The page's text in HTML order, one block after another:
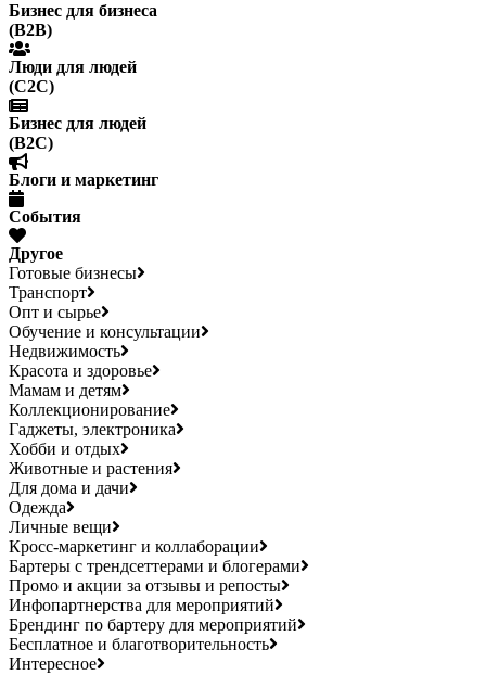
Бизнес для бизнеса
(B2B)
Люди для людей
(С2С)
Бизнес для людей
(B2C)
Блоги и маркетинг
События
Другое
Готовые бизнесы
Транспорт
Опт и сырье
Обучение и консультации
Недвижимость
Красота и здоровье
Мамам и детям
Коллекционирование
Гаджеты, электроника
Хобби и отдых
Животные и растения
Для дома и дачи
Одежда
Личные вещи
Кросс-маркетинг и коллаборации
Бартеры с трендсеттерами и блогерами
Промо и акции за отзывы и репосты
Инфопартнерства для мероприятий
Брендинг по бартеру для мероприятий
Бесплатное и благотворительность
Интересное